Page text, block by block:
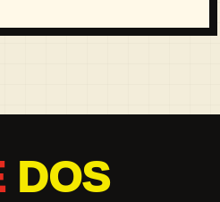
DOS